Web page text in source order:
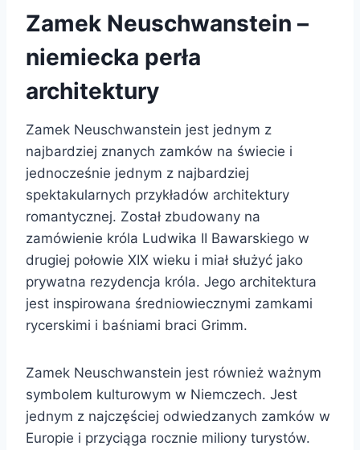
Zamek Neuschwanstein –
niemiecka perła
architektury
Zamek Neuschwanstein jest jednym z
najbardziej znanych zamków na świecie i
jednocześnie jednym z najbardziej
spektakularnych przykładów architektury
romantycznej. Został zbudowany na
zamówienie króla Ludwika II Bawarskiego w
drugiej połowie XIX wieku i miał służyć jako
prywatna rezydencja króla. Jego architektura
jest inspirowana średniowiecznymi zamkami
rycerskimi i baśniami braci Grimm.
Zamek Neuschwanstein jest również ważnym
symbolem kulturowym w Niemczech. Jest
jednym z najczęściej odwiedzanych zamków w
Europie i przyciąga rocznie miliony turystów.